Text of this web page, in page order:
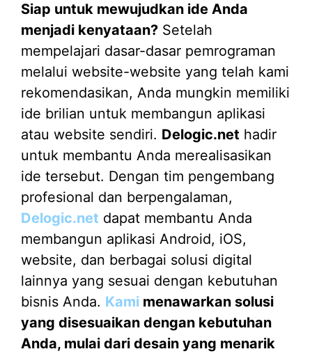
Siap untuk mewujudkan ide Anda
menjadi kenyataan? Setelah
mempelajari dasar-dasar pemrograman
melalui website-website yang telah kami
rekomendasikan, Anda mungkin memiliki
ide brilian untuk membangun aplikasi
atau website sendiri. Delogic.net hadir
untuk membantu Anda merealisasikan
ide tersebut. Dengan tim pengembang
profesional dan berpengalaman,
Delogic.net dapat membantu Anda
membangun aplikasi Android, iOS,
website, dan berbagai solusi digital
lainnya yang sesuai dengan kebutuhan
bisnis Anda. Kami menawarkan solusi
yang disesuaikan dengan kebutuhan
Anda, mulai dari desain yang menarik